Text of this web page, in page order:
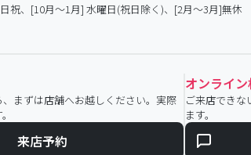
祝、[10月～1月] 水曜日(祝日除く)、[2月～3月]無休
まずは店舗へお越しください。実際
来店予約
オンライ
ご来店でき
ます。